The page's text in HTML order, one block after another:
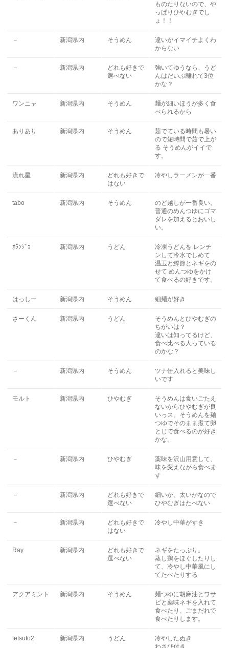
ものたりないので、や
っぱりひやむぎでし
ょ！！
－ 新潟県内 そうめん
違いがイマイチよくわ
からない
－ 新潟県内
どれも好きで
選べない
強いてゆうなら、うど
んはだいぶ離れて3位
かな？
ワンニャ 新潟県内 そうめん
麺が細いほうが多く食
べられるから
ありあり 新潟県内 そうめん
茹でている時間も暑い
ので短時間で茹で上が
る そうめんがイイで
す。
流れ星 新潟県内
どれも好きで
はない
冷やしラーメンが一番
tabo 新潟県内 そうめん
のど越しが一番良い。
普通のめんつゆにゴマ
ダレを加えるとおいし
い。
ｵﾗﾝｼﾞｮ 新潟県内 うどん
冷凍うどんを レンチ
ンして冷水でしめて
温玉と鰹節とネギをの
せて めんつゆをかけ
て食べるの好きです。
はっしー 新潟県内 そうめん 細麺が好き
さーくん 新潟県内 うどん
そうめんとひやむぎの
ちがいは？
違いは知ってるけど、
食べ比べる人っている
のかな？
－ 新潟県内 そうめん
ツナ缶入れると美味し
いです
モルト 新潟県内 ひやむぎ
そうめんは食いごたえ
ないからひやむぎが良
いっス。そうめんを麺
つゆでそのまま煮て卵
とじで食べるのが好き
かな。
－ 新潟県内 ひやむぎ
薬味を沢山用意して、
味を変えながら食べま
す
－ 新潟県内
どれも好きで
選べない
細いか、太いかなので
ひやむぎはたべない
－ 新潟県内
どれも好きで
はない
冷やし中華がすき
Ray 新潟県内
どれも好きで
選べない
ネギをたっぷり。
蒸し鶏をほぐしたりし
て、冷やし中華風にし
てたべたりする
アクアミント 新潟県内 そうめん
麺つゆに胡麻油とワサ
ビと薬味ネギを入れて
食べたり、ごまだれで
食べたりします。
tetsuto2 新潟県内 うどん
冷やしたぬき
わさび付き